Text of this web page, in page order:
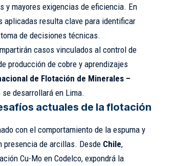
y mayores exigencias de eficiencia. En
aplicadas resulta clave para identificar
de decisiones técnicas.
casos vinculados al control de
producción de cobre y aprendizajes
de Flotación de Minerales –
desarrollará en Lima.
actuales de la flotación
con el comportamiento de la espuma y
presencia de arcillas. Desde Chile,
Cu-Mo en Codelco, expondrá la